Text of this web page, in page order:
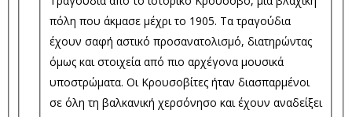
πόλη που άκμασε μέχρι το 1905. Τα τραγούδια
έχουν σαφή αστικό προσανατολισμό, διατηρώντας
όμως και στοιχεία από πιο αρχέγονα μουσικά
υποστρώματα. Οι Κρουσοβίτες ήταν διασπαρμένοι
σε όλη τη βαλκανική χερσόνησο και έχουν αναδείξει